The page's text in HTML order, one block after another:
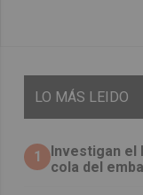
LO MÁS LEIDO
1
Investigan el
cola del